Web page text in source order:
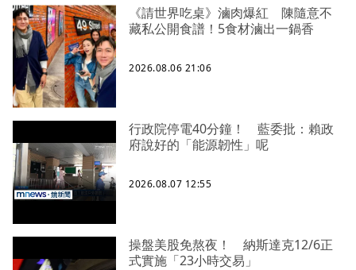
《請世界吃桌》滷肉爆紅 陳隨意不
藏私公開食譜！5食材滷出一鍋香
2026.08.06 21:06
行政院停電40分鐘！ 藍委批：賴政
府說好的「能源韌性」呢
2026.08.07 12:55
操盤美股免熬夜！ 納斯達克12/6正
式實施「23小時交易」